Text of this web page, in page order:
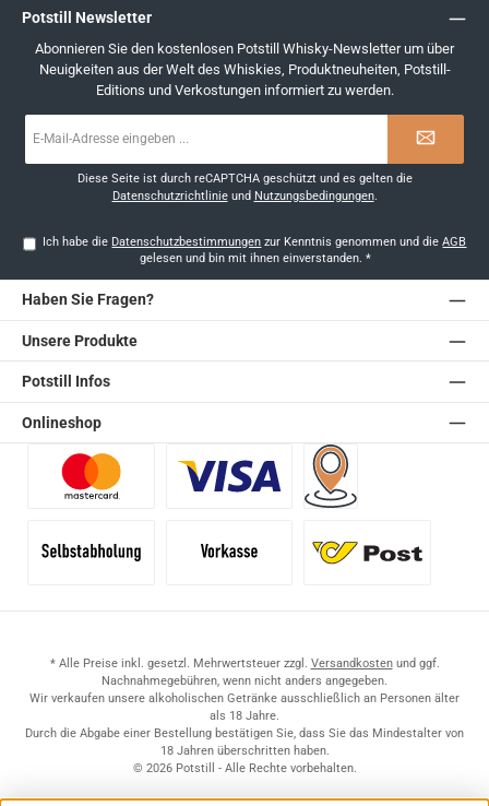
Potstill Newsletter
Abonnieren Sie den kostenlosen Potstill Whisky-Newsletter um über
Neuigkeiten aus der Welt des Whiskies, Produktneuheiten, Potstill-
Editions und Verkostungen informiert zu werden.
Mail-
Diese Seite ist durch reCAPTCHA geschützt und es gelten die
Datenschutzrichtlinieund Nutzungsbedingungen.
Ich habe die Datenschutzbestimmungen zur Kenntnis genommen und dieAGB
gelesen und bin mit ihnen einverstanden. *
Haben Sie Fragen?
Unsere Produkte
Potstill Infos
Onlineshop
* Alle Preise inkl. gesetzl. Mehrwertsteuer zzgl. Versandkostenund ggf.
Nachnahmegebühren, wenn nicht anders angegeben.
Wir verkaufen unsere alkoholischen Getränke ausschließlich an Personen älter
als 18 Jahre.
Durch die Abgabe einer Bestellung bestätigen Sie, dass Sie das Mindestalter von
18 Jahren überschritten haben.
© 2026 Potstill - Alle Rechte vorbehalten.